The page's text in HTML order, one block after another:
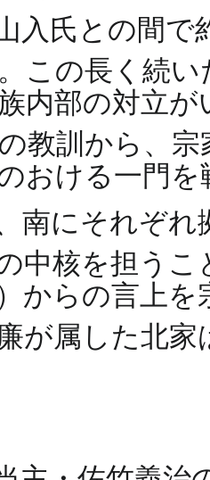
入氏との間
。この長く続
内部の対立
教訓から、
おける一門
南にそれぞ
中核を担うこ
からの言上
が属した北